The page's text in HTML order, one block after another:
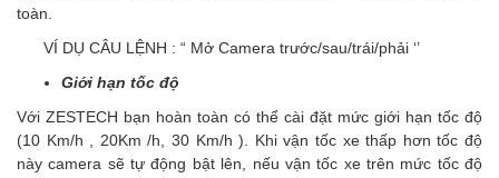
toàn.
VÍ DỤ CÂU LỆNH : “ Mở Camera trước/sau/trái/phải ‘’
Giới hạn tốc độ
Với ZESTECH bạn hoàn toàn có thể cài đặt mức giới hạn tốc độ
(10 Km/h , 20Km /h, 30 Km/h ). Khi vận tốc xe thấp hơn tốc độ
này camera sẽ tự động bật lên, nếu vận tốc xe trên mức tốc độ